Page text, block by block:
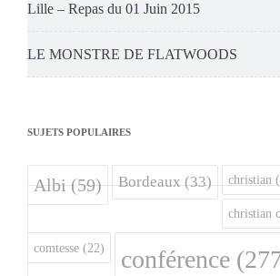
Lille – Repas du 01 Juin 2015
LE MONSTRE DE FLATWOODS
SUJETS POPULAIRES
Albi(59) Bordeaux(33) christian
christian
comtesse (22) conférence